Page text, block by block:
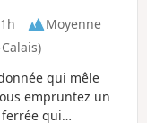
1h
Moyenne
qui mêle
empruntez un
qui